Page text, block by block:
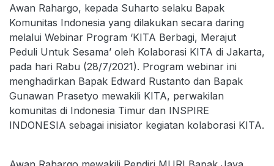
Awan Rahargo, kepada Suharto selaku Bapak
Komunitas Indonesia yang dilakukan secara daring
melalui Webinar Program ‘KITA Berbagi, Merajut
Peduli Untuk Sesama’ oleh Kolaborasi KITA di Jakarta,
pada hari Rabu (28/7/2021). Program webinar ini
menghadirkan Bapak Edward Rustanto dan Bapak
Gunawan Prasetyo mewakili KITA, perwakilan
komunitas di Indonesia Timur dan INSPIRE
INDONESIA sebagai inisiator kegiatan kolaborasi KITA.